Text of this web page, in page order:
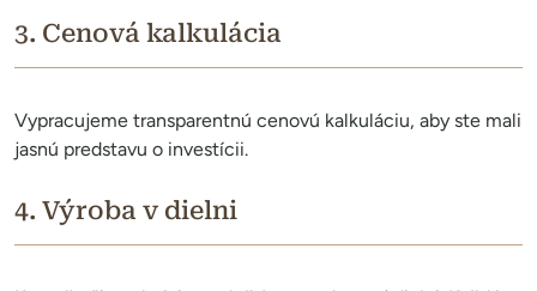
3. Cenová kalkulácia
Vypracujeme transparentnú cenovú kalkuláciu, aby ste mali
jasnú predstavu o investícii.
4. Výroba v dielni